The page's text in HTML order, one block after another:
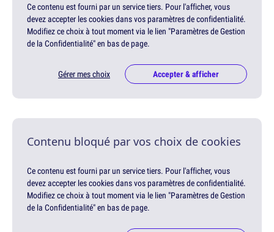
Ce contenu est fourni par un service tiers. Pour l'afficher, vous
devez accepter les cookies dans vos paramètres de confidentialité.
Modifiez ce choix à tout moment via le lien "Paramètres de Gestion
de la Confidentialité" en bas de page.
Gérer mes choix Accepter & afficher
Contenu bloqué par vos choix de cookies
Ce contenu est fourni par un service tiers. Pour l'afficher, vous
devez accepter les cookies dans vos paramètres de confidentialité.
Modifiez ce choix à tout moment via le lien "Paramètres de Gestion
de la Confidentialité" en bas de page.